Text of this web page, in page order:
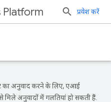
Platform प्रवेश करें
का अनुवाद करने के लिए, एआई
अनुवादों में गलतियां हो सकती हैं.